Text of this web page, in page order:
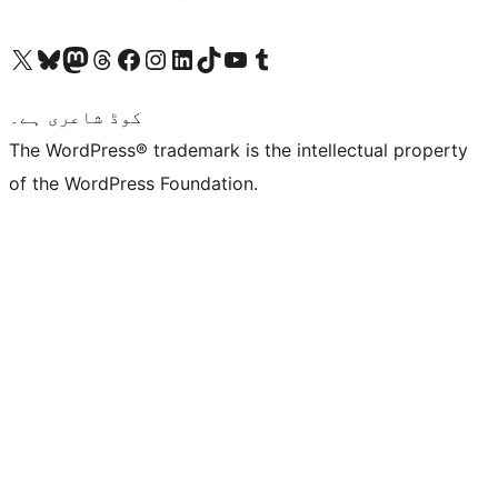
Visit our X (formerly Twitter) account
ہمارے بلیواسکائی اکاؤنٹ پر جائیں
Visit our Mastodon account
ہمارے ٹھریڈز اکاؤنٹ پر جائیں
Visit our Facebook page
Visit our Instagram account
Visit our LinkedIn account
ہمارے ٹک ٹاک اکاؤنٹ پر جائیں
Visit our YouTube channel
ہمارے ٹمبلر اکاؤنٹ پر جائیں
کوڈ شاعری ہے۔
The WordPress® trademark is the intellectual property
of the WordPress Foundation.